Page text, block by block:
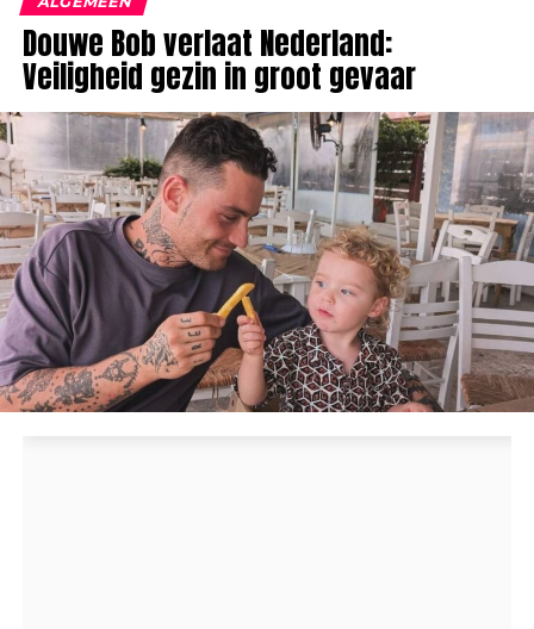
Douwe Bob verlaat Nederland:
Veiligheid gezin in groot gevaar